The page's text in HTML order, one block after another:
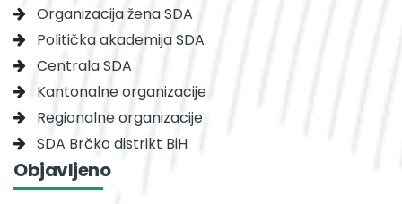
Organizacija žena SDA
Politička akademija SDA
Centrala SDA
Kantonalne organizacije
Regionalne organizacije
SDA Brčko distrikt BiH
Objavljeno